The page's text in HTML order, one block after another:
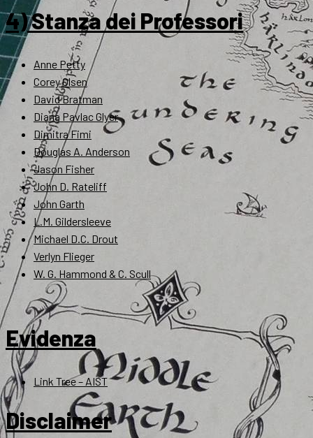
4) Stanza dei Professori
Anne Petty
Corey Olsen
David Bratman
Diana Pavlac Glyer
Dimitra Fimi
Douglas A. Anderson
Jason Fisher
John D. Rateliff
John Garth
L.M. Gildersleeve
Michael D.C. Drout
Verlyn Flieger
W. G. Hammond & C. Scull
Evidenza
Link Tree – AIST
Disclaimer